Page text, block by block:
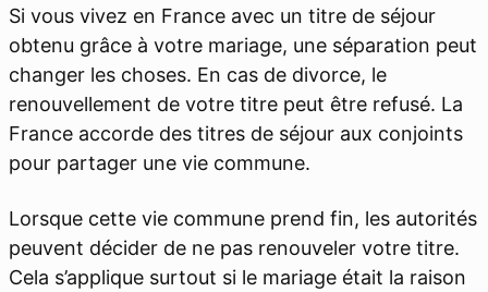
Si vous vivez en France avec un titre de séjour
obtenu grâce à votre mariage, une séparation peut
changer les choses. En cas de divorce, le
renouvellement de votre titre peut être refusé. La
France accorde des titres de séjour aux conjoints
pour partager une vie commune.
Lorsque cette vie commune prend fin, les autorités
peuvent décider de ne pas renouveler votre titre.
Cela s’applique surtout si le mariage était la raison